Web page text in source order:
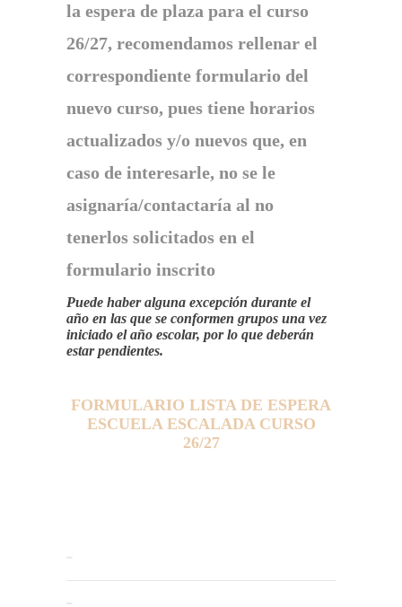
la espera de plaza para el curso
26/27, recomendamos rellenar el
correspondiente formulario del
nuevo curso, pues tiene horarios
actualizados y/o nuevos que, en
caso de interesarle, no se le
asignaría/contactaría al no
tenerlos solicitados en el
formulario inscrito
Puede haber alguna excepción durante el
año en las que se conformen grupos una vez
iniciado el año escolar, por lo que deberán
estar pendientes.
FORMULARIO LISTA DE ESPERA
ESCUELA ESCALADA CURSO
26/27